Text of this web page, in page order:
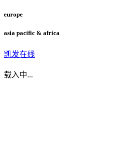
europe
asia pacific & africa
凯发在线
载入中...